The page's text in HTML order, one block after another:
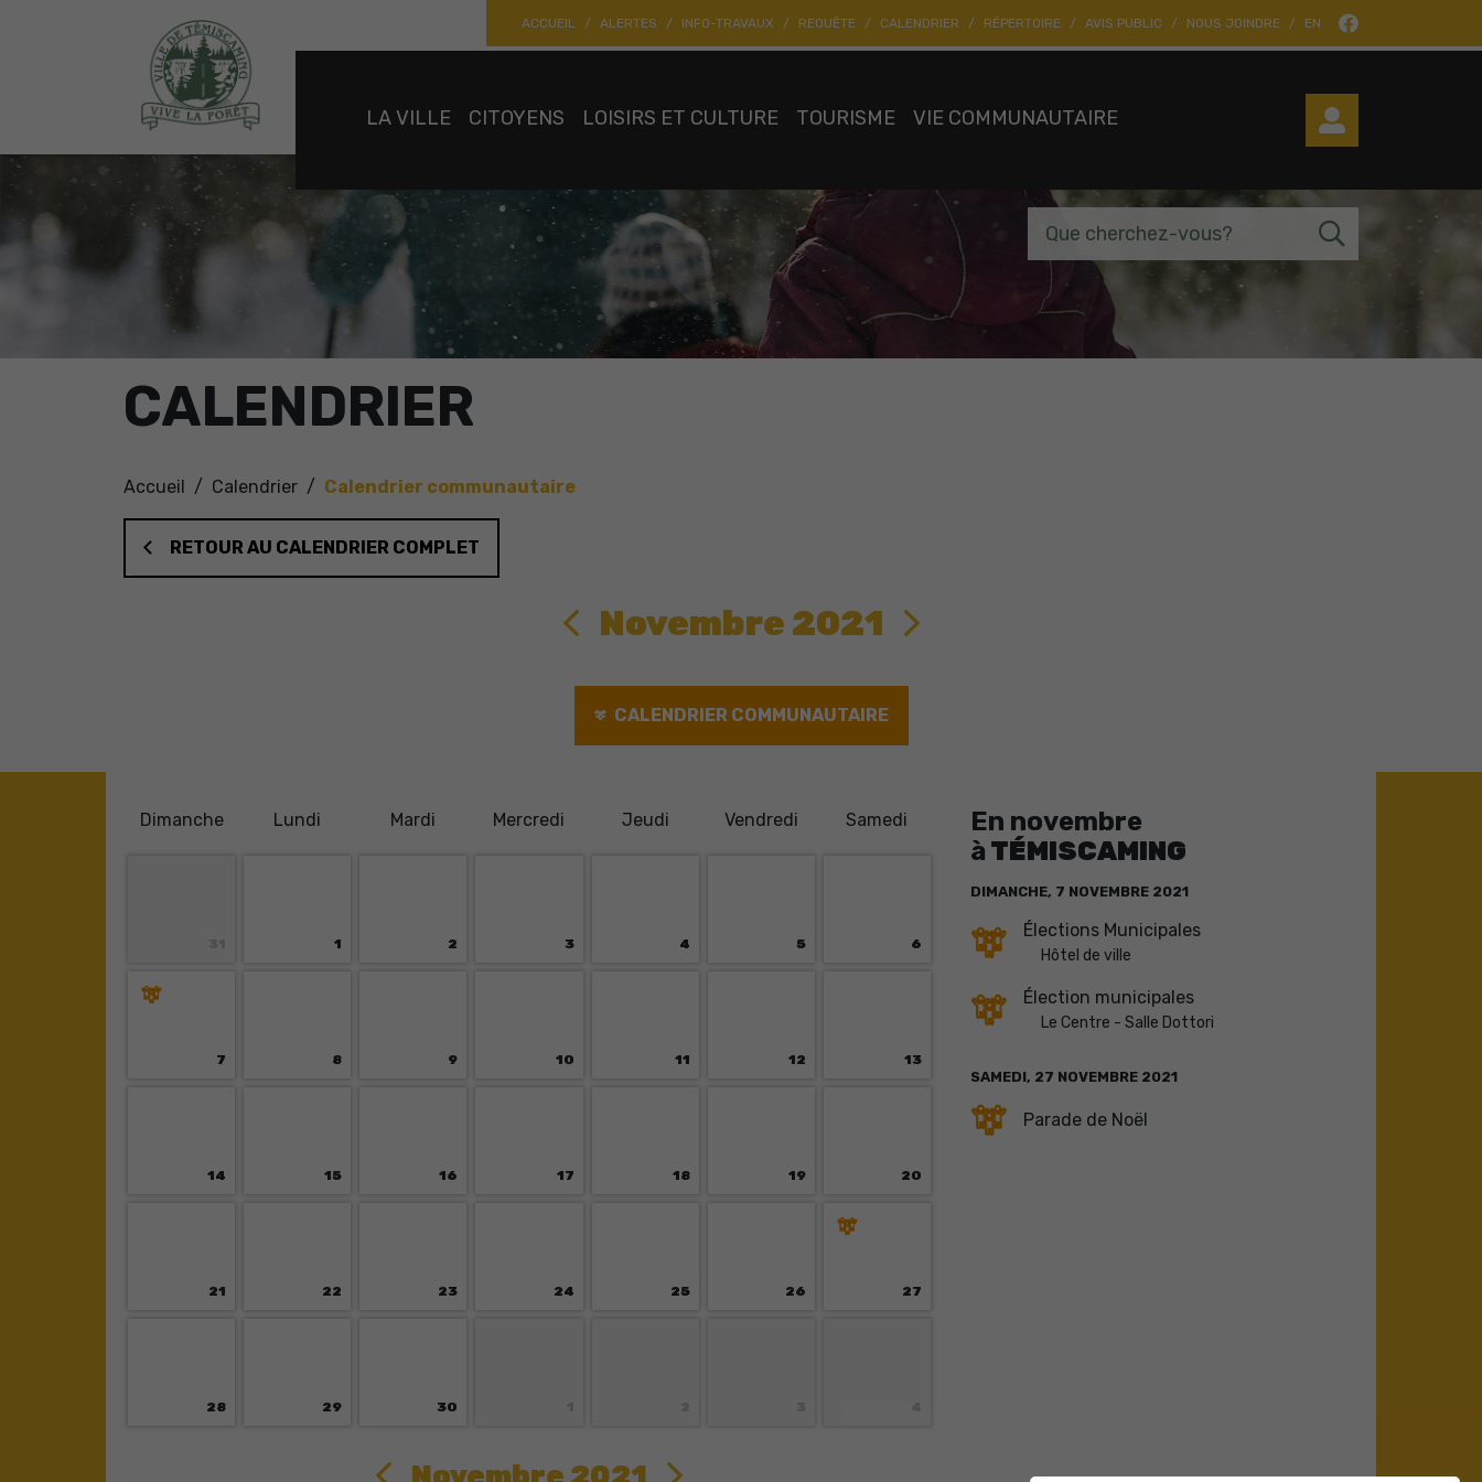
ACCUEIL ALERTES INFO-TRAVAUX REQUÊTE CALENDRIER RÉPERTOIRE AVIS PUBLIC NOUS JOINDRE EN
LA VILLE CITOYENS LOISIRS ET CULTURE TOURISME VIE COMMUNAUTAIRE
Que cherchez-vous?
CALENDRIER
Accueil Calendrier Calendrier communautaire
RETOUR AU CALENDRIER COMPLET
Novembre 2021
CALENDRIER COMMUNAUTAIRE
Dimanche Lundi Mardi Mercredi Jeudi Vendredi Samedi
1 2 3 4 5 6
7 8 9 10 11 12 13
14 15 16 17 18 19 20
21 22 23 24 25 26 27
28 29 30
En novembre
à TÉMISCAMING
DIMANCHE, 7 NOVEMBRE 2021
Élections Municipales
Hôtel de ville
Élection municipales
Le Centre - Salle Dottori
SAMEDI, 27 NOVEMBRE 2021
Parade de Noël